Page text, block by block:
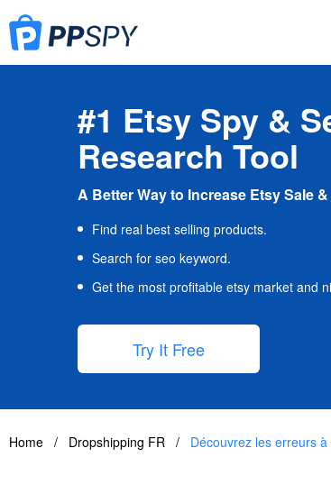
#1 Etsy Spy &
Research Tool
A Better Way to Increase Etsy Sale
Find real best selling products.
Search for seo keyword.
Get the most profitable etsy market and
Try It Free
Home / Dropshipping FR / Découvrez les erreurs